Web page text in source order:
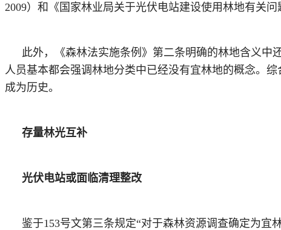
2009）和《国家林业局关于光伏电站建设使用林地有关
此外，《森林法实施条例》第二条明确的林地含义
人员基本都会强调林地分类中已经没有宜林地的概念。综
成为历史。
存量林光互补
光伏电站或面临清理整改
鉴于153号文第三条规定“对于森林资源调查确定为宜